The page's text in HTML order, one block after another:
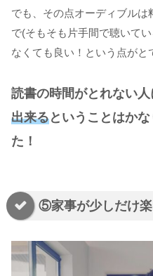
でも、その点オーディブル
で(そもそも片手間で聴いて
なくても良い！という点がと
読書の時間がとれない人
出来るということはか
た！
⑤家事が少しだけ